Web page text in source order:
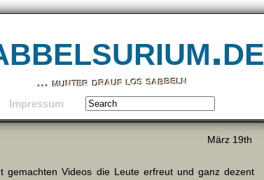
… munter drauf los sabbeln
Impressum
März 19th
Videos die Leute erfreut und ganz dezent